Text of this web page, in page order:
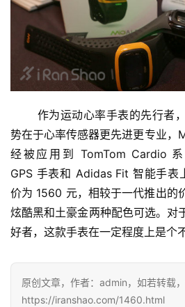
作为运动心率手表的先行者，
势在于心率传感器更先进更专业，
经被应用到 TomTom Cardio
GPS 手表和 Adidas Fit 智能手表
价为 1560 元，相较于一代推出的
炫酷黑和土豪金两种配色可选。对
好者，这款手表在一定程度上是个
原创文章，作者：admin，如若转载，
https://iranshao.com/1460.html